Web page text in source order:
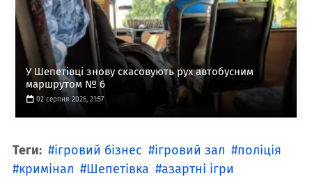
У Шепетівці знову скасовують рух автобусним
маршрутом № 6
02 серпня 2026, 21:57
Теги: ігровий бізнес ігровий зал
поліція
кримінал
Шепетівка
азартні ігри